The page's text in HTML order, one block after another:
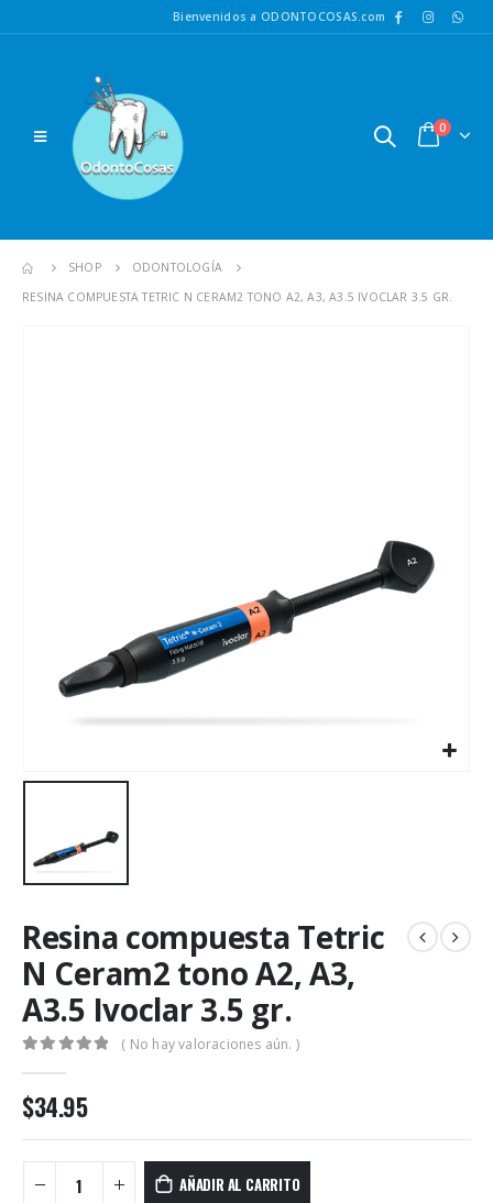
Bienvenidos a ODONTOCOSAS.com
0
SHOP
ODONTOLOGÍA
RESINA COMPUESTA TETRIC N CERAM2 TONO A2, A3, A3.5 IVOCLAR 3.5 GR.
Resina compuesta Tetric
N Ceram2 tono A2, A3,
A3.5 Ivoclar 3.5 gr.
( No hay valoraciones aún. )
$34.95
AÑADIR AL CARRITO